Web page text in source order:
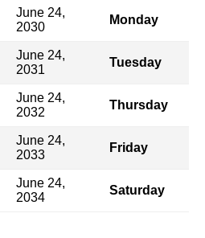
June 24,
2030
Monday
June 24,
2031
Tuesday
June 24,
2032
Thursday
June 24,
2033
Friday
June 24,
2034
Saturday